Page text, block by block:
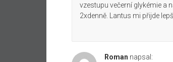
vzestupu večerní glykémie a
2xdenně. Lantus mi přijde
Roman napsal: